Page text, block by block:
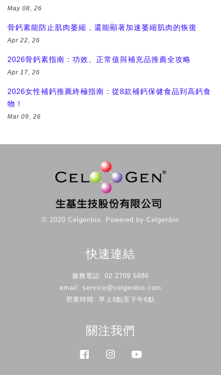
May 08, 26
骨鈣素能防止肌肉萎縮，還能顯著加速萎縮肌肉的恢復
Apr 22, 26
2026骨鈣素指南：功效、正常值與補充品推薦全攻略
Apr 17, 26
2026女性補鈣推薦終極指南：從8款補鈣保健食品到高鈣食
物！
Mar 09, 26
© 2020 Celgenbio. Powered by Celgenbio
快速連結
服務電話: 02 2709 5886
email: service@celgenbio.com
營業時間: 早上9點至下午6點
關注我們
Facebook Instagram